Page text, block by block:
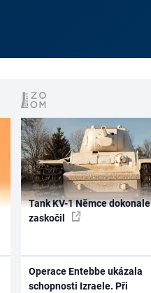
Tank KV-1 Němce dokonale
zaskočil
Operace Entebbe ukázala
schopnosti Izraele. Při